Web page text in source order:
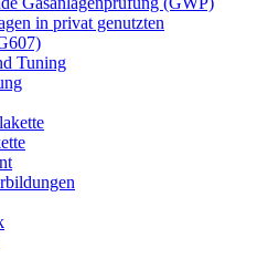
in privat genutzten
Tuning